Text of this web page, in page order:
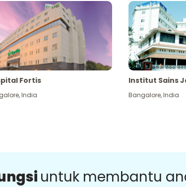
Fortis
,India
Institut Sains
Bangalore,India
untuk membantu